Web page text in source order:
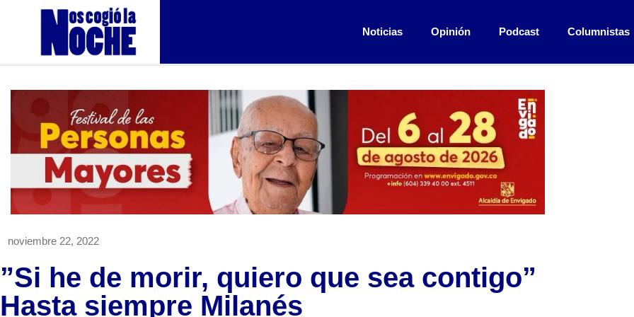
Noticias Opinión Podcast Columnistas
noviembre 22, 2022
”Si he de morir, quiero que sea contigo”
Hasta siempre Milanés